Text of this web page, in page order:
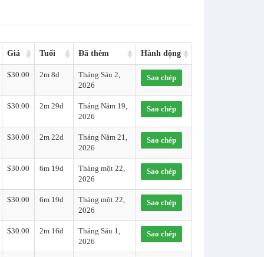
Giá Tuổi Đã thêm Hành động
$30.00 2m 8d
Tháng Sáu 2,
2026
Sao chép
$30.00 2m 29d
Tháng Năm 19,
2026
Sao chép
$30.00 2m 22d
Tháng Năm 21,
2026
Sao chép
$30.00 6m 19d
Tháng một 22,
2026
Sao chép
$30.00 6m 19d
Tháng một 22,
2026
Sao chép
$30.00 2m 16d
Tháng Sáu 1,
2026
Sao chép